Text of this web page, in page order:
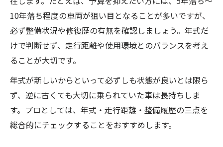
10年落ち程度の車両が狙い目となることが多いですが、
必ず整備状況や修復歴の有無を確認しましょう。年式だ
けで判断せず、走行距離や使用環境とのバランスを考え
ることが大切です。
年式が新しいからといって必ずしも状態が良いとは限ら
ず、逆に古くても大切に乗られていた車は長持ちしま
す。プロとしては、年式・走行距離・整備履歴の三点を
総合的にチェックすることをおすすめします。